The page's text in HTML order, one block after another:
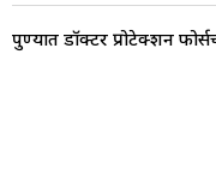
पुण्यात डॉक्टर प्रोटेक्शन